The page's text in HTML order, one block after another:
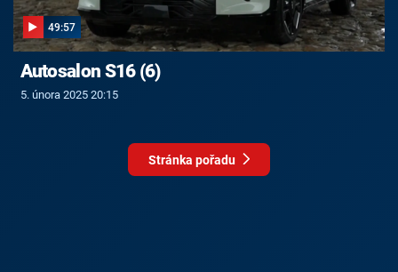
49:57
Autosalon S16 (6)
5. února 2025 20:15
Stránka pořadu